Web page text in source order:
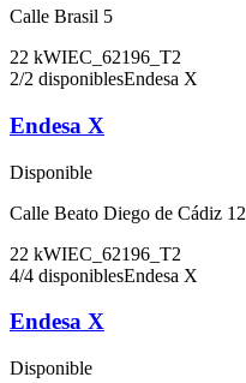
Calle Brasil 5
22 kWIEC_62196_T2
2/2 disponiblesEndesa X
Endesa X
Disponible
Calle Beato Diego de Cádiz 12
22 kWIEC_62196_T2
4/4 disponiblesEndesa X
Endesa X
Disponible